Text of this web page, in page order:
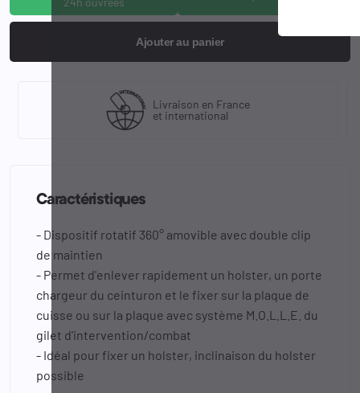
Ajouter au panier
Livraison en France
et international
Caractéristiques
- Dispositif rotatif 360° amovible avec double clip
de maintien
- Permet d'enlever rapidement un holster, un porte
chargeur du ceinturon et le fixer sur la plaque de
cuisse ou sur la plaque avec système M.O.L.L.E. du
gilet d'intervention/combat
- Idéal pour fixer un holster, inclinaison du holster
possible